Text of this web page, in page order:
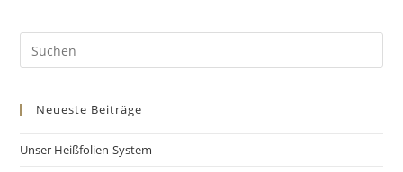
Neueste Beiträge
Unser Heißfolien-System